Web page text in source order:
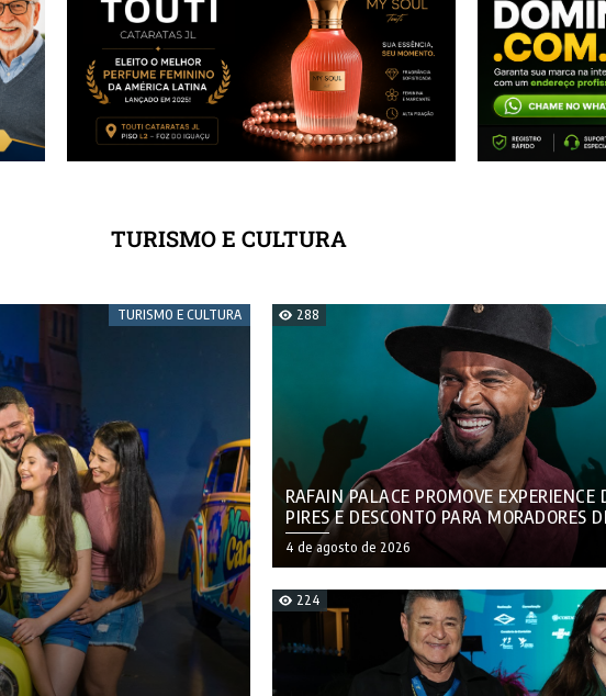
TURISMO E CULTURA
TURISMO E CULTURA 288
RAFAIN PALACE PROMOVE
PIRES E DESCONTO PARA MORADORES
4 de agosto de 2026
224